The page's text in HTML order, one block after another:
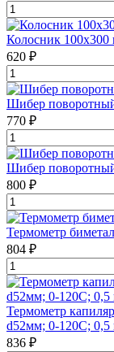
Колосник 100х300
620 ₽
Шибер
770 ₽
Шибер
800 ₽
Термометр
804 ₽
Термометр
d52мм; 0-120С; 0,5
836 ₽